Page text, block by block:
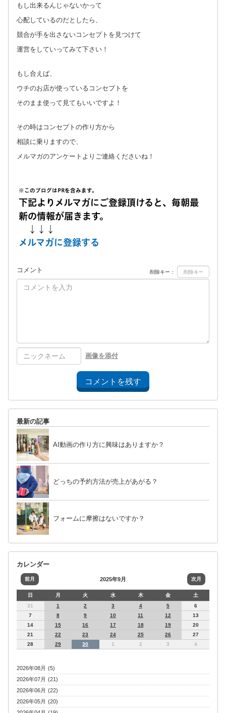
もし出来るんじゃないかって
心配しているのだとしたら、
競合が手を出さないコンセプトを見つけて
運営をしていってみて下さい！
もし合えば、
ウチのお店が使っているコンセプトを
そのまま使って見てもいいですよ！
その時はコンセプトの作り方から
相談に乗りますので、
メルマガのアンケートよりご連絡くださいね！
※このブログはPRを含みます。
下記よりメルマガにご登録頂けると、毎朝最
新の情報が届きます。
↓↓↓
メルマガに登録する
コメント 削除キー：
画像を添付
コメントを残す
最新の記事
AI動画の作り方に興味はありますか？
どっちの予約方法が売上があがる？
フォームに摩擦はないですか？
カレンダー
前月 2025年9月 次月
日 月 火 水 木 金
土
31
1 2 3 4 5
6
7
8 9 10 11 12
13
14
15 16 17 18 19
20
21
22 23 24 25 26
27
28
29 30 1 2 3 4
2026年08月 (5)
2026年07月 (21)
2026年06月 (22)
2026年05月 (20)